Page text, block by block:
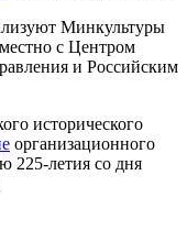
Минкультуры
с Центром
и Российским
исторического
организационного
225-летия со дня